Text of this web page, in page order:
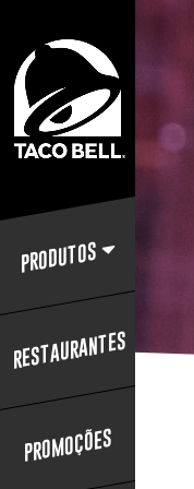
PRODUTOS
RESTAURANTES
PROMOÇÕES